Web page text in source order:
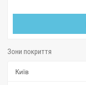
Зони покриття
Київ